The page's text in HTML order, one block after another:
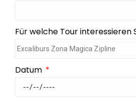
Für welche Tour interessieren
Datum